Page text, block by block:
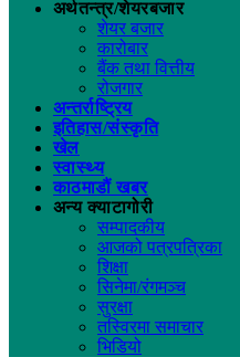
अर्थतन्त्र/शेयरबजार
शेयर बजार
कारोबार
बैंक तथा वित्तीय
रोजगार
अन्तर्राष्ट्रिय
इतिहास/संस्कृति
खेल
स्वास्थ्य
काठमाडौं खबर
अन्य क्याटागोरी
सम्पादकीय
आजको पत्रपत्रिका
शिक्षा
सिनेमा/रंगमञ्च
सुरक्षा
तस्विरमा समाचार
भिडियो